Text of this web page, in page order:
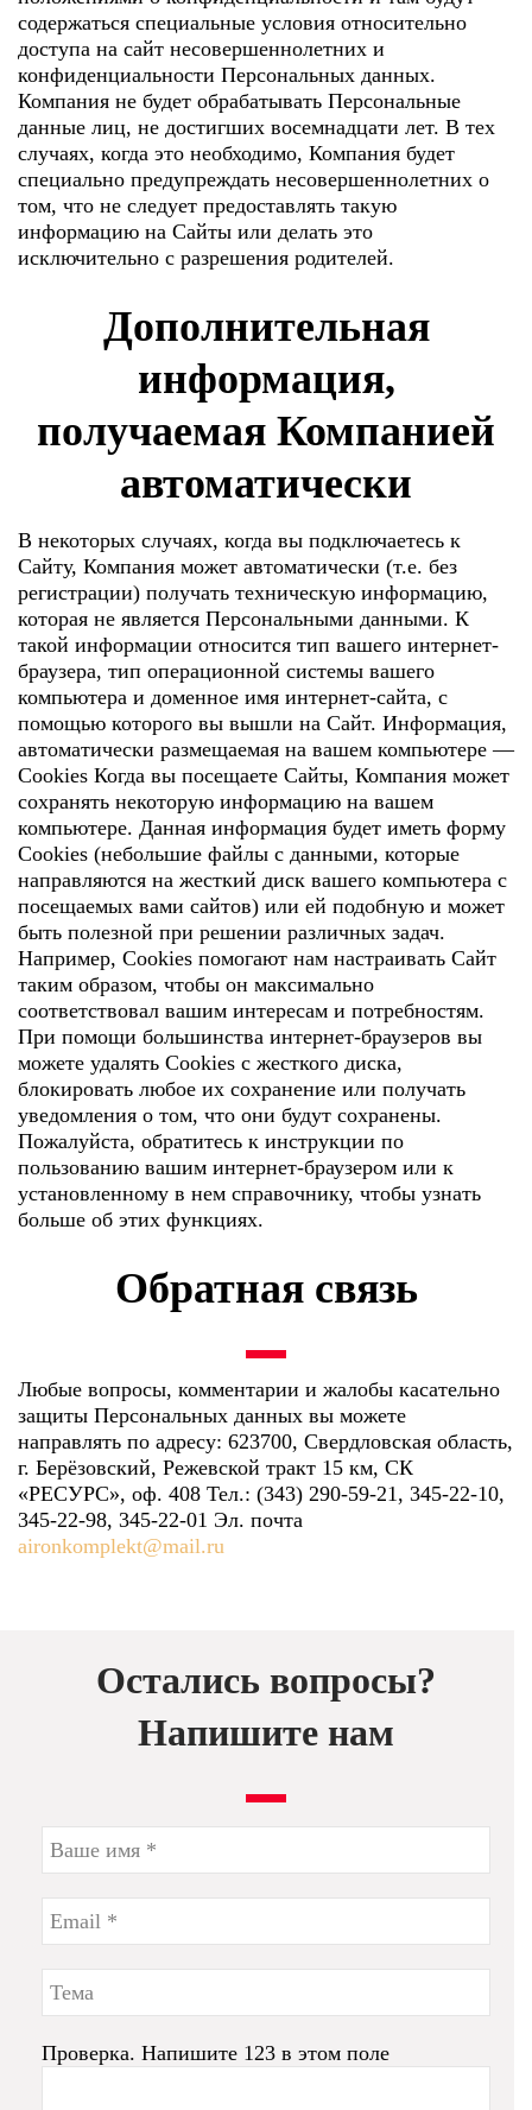
содержаться специальные условия относительно
доступа на сайт несовершеннолетних и
конфиденциальности Персональных данных.
Компания не будет обрабатывать Персональные
данные лиц, не достигших восемнадцати лет. В тех
случаях, когда это необходимо, Компания будет
специально предупреждать несовершеннолетних о
том, что не следует предоставлять такую
информацию на Сайты или делать это
исключительно с разрешения родителей.
Дополнительная
информация,
получаемая Компанией
автоматически
В некоторых случаях, когда вы подключаетесь к
Сайту, Компания может автоматически (т.е. без
регистрации) получать техническую информацию,
которая не является Персональными данными. К
такой информации относится тип вашего интернет-
браузера, тип операционной системы вашего
компьютера и доменное имя интернет-сайта, с
помощью которого вы вышли на Сайт. Информация,
автоматически размещаемая на вашем компьютере —
Cookies Когда вы посещаете Сайты, Компания может
сохранять некоторую информацию на вашем
компьютере. Данная информация будет иметь форму
Cookies (небольшие файлы с данными, которые
направляются на жесткий диск вашего компьютера с
посещаемых вами сайтов) или ей подобную и может
быть полезной при решении различных задач.
Например, Cookies помогают нам настраивать Сайт
таким образом, чтобы он максимально
соответствовал вашим интересам и потребностям.
При помощи большинства интернет-браузеров вы
можете удалять Cookies с жесткого диска,
блокировать любое их сохранение или получать
уведомления о том, что они будут сохранены.
Пожалуйста, обратитесь к инструкции по
пользованию вашим интернет-браузером или к
установленному в нем справочнику, чтобы узнать
больше об этих функциях.
Обратная связь
Любые вопросы, комментарии и жалобы касательно
защиты Персональных данных вы можете
направлять по адресу: 623700, Свердловская область,
г. Берëзовский, Режевской тракт 15 км, СК
«РЕСУРС», оф. 408 Тел.: (343) 290-59-21, 345-22-10,
345-22-98, 345-22-01 Эл. почта
aironkomplekt@mail.ru
Остались вопросы?
Напишите нам
Проверка. Напишите 123 в этом поле